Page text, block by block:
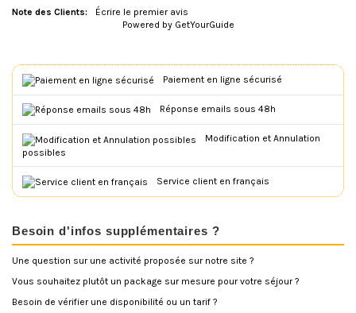
Note des Clients:
Écrire le premier avis
Powered by GetYourGuide
Paiement en ligne sécurisé
Réponse emails sous 48h
Modification et Annulation
possibles
Service client en français
Besoin d'infos supplémentaires ?
Une question sur une activité proposée sur notre site ?
Vous souhaitez plutôt un package sur mesure pour votre séjour ?
Besoin de vérifier une disponibilité ou un tarif ?